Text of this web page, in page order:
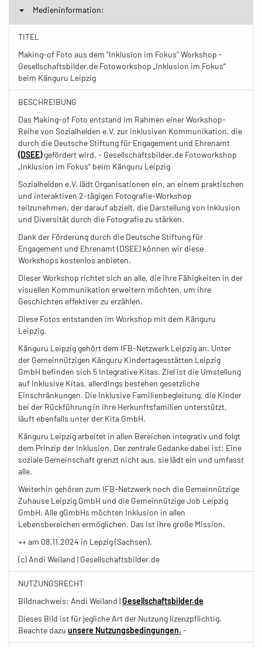
Medieninformation:
TITEL
Making-of Foto aus dem "Inklusion im Fokus" Workshop -
Gesellschaftsbilder.de Fotoworkshop „Inklusion im Fokus“
beim Känguru Leipzig
BESCHREIBUNG
Das Making-of Foto entstand im Rahmen einer Workshop-
Reihe von Sozialhelden e.V. zur inklusiven Kommunikation, die
durch die Deutsche Stiftung für Engagement und Ehrenamt
(DSEE)gefördert wird. - Gesellschaftsbilder.de Fotoworkshop
„Inklusion im Fokus“ beim Känguru Leipzig
Sozialhelden e.V. lädt Organisationen ein, an einem praktischen
und interaktiven 2-tägigen Fotografie-Workshop
teilzunehmen, der darauf abzielt, die Darstellung von Inklusion
und Diversität durch die Fotografie zu stärken.
Dank der Förderung durch die Deutsche Stiftung für
Engagement und Ehrenamt (DSEE) können wir diese
Workshops kostenlos anbieten.
Dieser Workshop richtet sich an alle, die ihre Fähigkeiten in der
visuellen Kommunikation erweitern möchten, um ihre
Geschichten effektiver zu erzählen.
Diese Fotos entstanden im Workshop mit dem Känguru
Leipzig.
Känguru Leipzig gehört dem IFB-Netzwerk Leipzig an. Unter
der Gemeinnützigen Känguru Kindertagesstätten Leipzig
GmbH befinden sich 5 Integrative Kitas. Ziel ist die Umstellung
auf Inklusive Kitas, allerdings bestehen gesetzliche
Einschränkungen. Die Inklusive Familienbegleitung, die Kinder
bei der Rückführung in ihre Herkunftsfamilien unterstützt,
läuft ebenfalls unter der Kita GmbH.
Känguru Leipzig arbeitet in allen Bereichen integrativ und folgt
dem Prinzip der Inklusion. Der zentrale Gedanke dabei ist: Eine
soziale Gemeinschaft grenzt nicht aus, sie lädt ein und umfasst
alle.
Weiterhin gehören zum IFB-Netzwerk noch die Gemeinnützige
Zuhause Leipzig GmbH und die Gemeinnützige Job Leipzig
GmbH. Alle gGmbHs möchten Inklusion in allen
Lebensbereichen ermöglichen. Das ist ihre große Mission.
++ am 08.11.2024 in Lepzig (Sachsen).
(c) Andi Weiland | Gesellschaftsbilder.de
NUTZUNGSRECHT
Bildnachweis: Andi Weiland |Gesellschaftsbilder.de
Dieses Bild ist für jegliche Art der Nutzung lizenzpflichtig.
Beachte dazu unsere Nutzungsbedingungen. -